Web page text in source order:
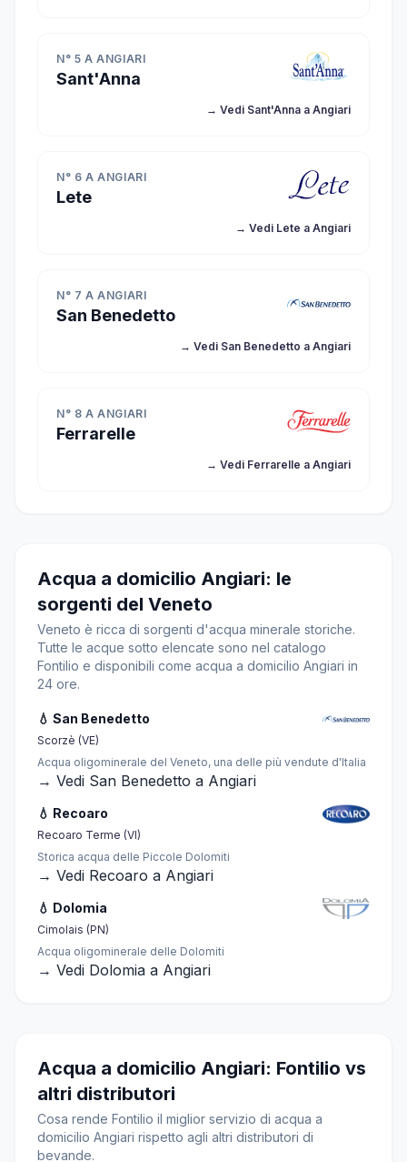
N° 5 A ANGIARI
Sant'Anna
→ Vedi Sant'Anna a Angiari
N° 6 A ANGIARI
Lete
→ Vedi Lete a Angiari
N° 7 A ANGIARI
San Benedetto
→ Vedi San Benedetto a Angiari
N° 8 A ANGIARI
Ferrarelle
→ Vedi Ferrarelle a Angiari
Acqua a domicilio Angiari: le
sorgenti del Veneto
Veneto è ricca di sorgenti d'acqua minerale storiche.
Tutte le acque sotto elencate sono nel catalogo
Fontilio e disponibili come acqua a domicilio Angiari in
24 ore.
💧 San Benedetto
Scorzè (VE)
Acqua oligominerale del Veneto, una delle più vendute d'Italia
→ Vedi San Benedetto a Angiari
💧 Recoaro
Recoaro Terme (VI)
Storica acqua delle Piccole Dolomiti
→ Vedi Recoaro a Angiari
💧 Dolomia
Cimolais (PN)
Acqua oligominerale delle Dolomiti
→ Vedi Dolomia a Angiari
Acqua a domicilio Angiari: Fontilio vs
altri distributori
Cosa rende Fontilio il miglior servizio di acqua a
domicilio Angiari rispetto agli altri distributori di
bevande.